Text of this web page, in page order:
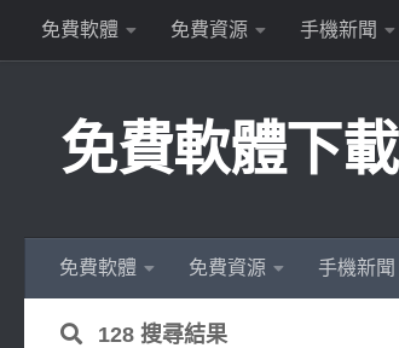
Skip to content
免費軟體 免費資源 手機新聞
免費軟體下載
免費軟體 免費資源 手機新聞
128 搜尋結果